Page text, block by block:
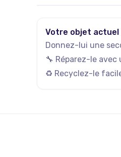
Votre objet actuel
Donnez-lui une
🔧 Réparez-le avec
♻️ Recyclez-le